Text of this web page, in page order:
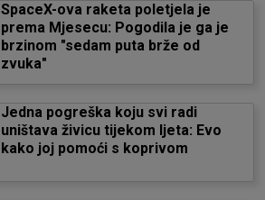
SpaceX-ova raketa poletjela je
prema Mjesecu: Pogodila je ga je
brzinom "sedam puta brže od
zvuka"
Jedna pogreška koju svi radi
uništava živicu tijekom ljeta: Evo
kako joj pomoći s koprivom